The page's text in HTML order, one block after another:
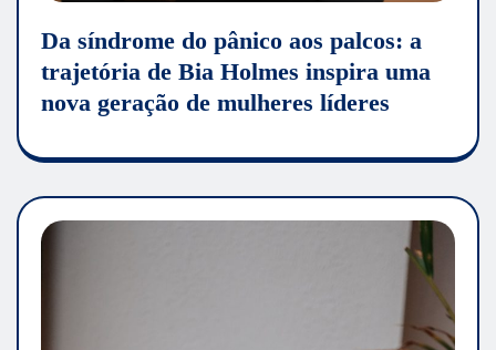
Da síndrome do pânico aos palcos: a
trajetória de Bia Holmes inspira uma
nova geração de mulheres líderes